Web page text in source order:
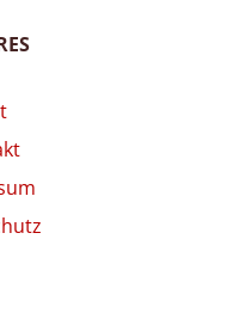
Setzer | powered by